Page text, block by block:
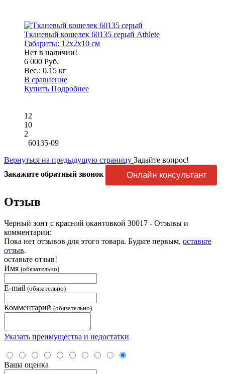
Тканевый кошелек 60135 серый Athlete
Габариты: 12x2x10 см
Нет в наличии!
6 000 Руб.
Вес.: 0.15 кг
В сравнение
Купить Подробнее
12
10
2
60135-09
Вернуться на предыдущую страницу Задайте вопрос!
Закажите обратный звонок
Онлайн консультант
Отзыв
Черный зонт с красной окантовкой 30017 - Отзывы и
комментарии:
Пока нет отзывов для этого товара. Будьте первым, оставьте
отзыв.
оставьте отзыв!
Имя (обязательно)
E-mail (обязательно)
Комментарий (обязательно)
Указать преимущества и недостатки
Ваша оценка